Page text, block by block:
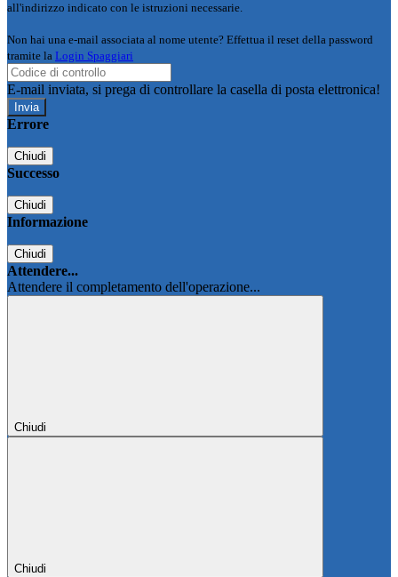
all'indirizzo indicato con le istruzioni necessarie.
Non hai una e-mail associata al nome utente? Effettua il reset della password
tramite la Login Spaggiari
E-mail inviata, si prega di controllare la casella di posta elettronica!
Errore
Chiudi
Successo
Chiudi
Informazione
Chiudi
Attendere...
Attendere il completamento dell'operazione...
Chiudi
Chiudi